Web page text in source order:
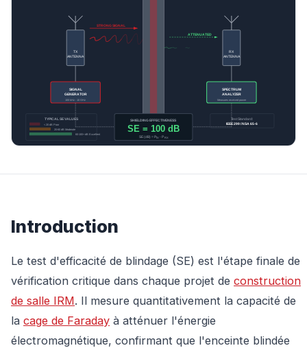
Introduction
Le test d'efficacité de blindage (SE) est l'étape finale de
vérification critique dans chaque projet de construction
de salle IRM. Il mesure quantitativement la capacité de
la cage de Faraday à atténuer l'énergie
électromagnétique, confirmant que l'enceinte blindée